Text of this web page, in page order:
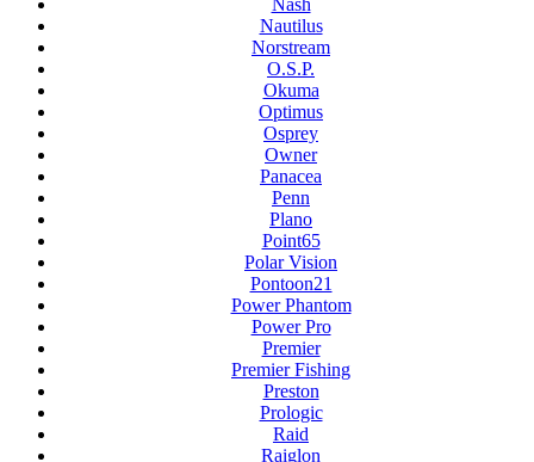
Nash
Nautilus
Norstream
O.S.P.
Okuma
Optimus
Osprey
Owner
Panacea
Penn
Plano
Point65
Polar Vision
Pontoon21
Power Phantom
Power Pro
Premier
Premier Fishing
Preston
Prologic
Raid
Raiglon